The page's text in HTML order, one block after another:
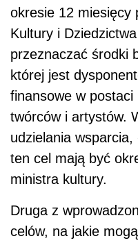
okresie 12 miesięcy
Kultury i
przeznaczać środki
której jest
finansowe w postaci
twórców i artystów.
udzielania
ten cel mają być
ministra kultury.
Druga z
celów, na jakie